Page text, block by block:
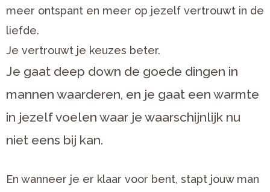
meer ontspant en meer op jezelf vertrouwt in de
liefde.
Je vertrouwt je keuzes beter.
Je gaat deep down de goede dingen in
mannen waarderen, en je gaat een warmte
in jezelf voelen waar je waarschijnlijk nu
niet eens bij kan.
En wanneer je er klaar voor bent, stapt jouw man